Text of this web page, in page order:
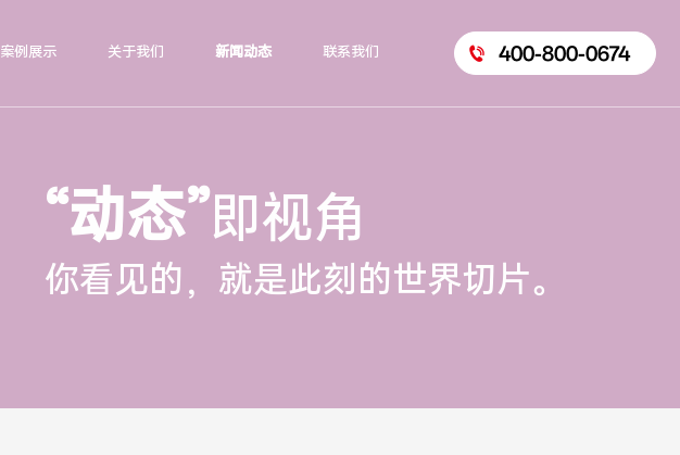
案例展示 关于我们 新闻动态 联系我们 400-800-0674
“动态”即视角
你看见的，就是此刻的世界切片。